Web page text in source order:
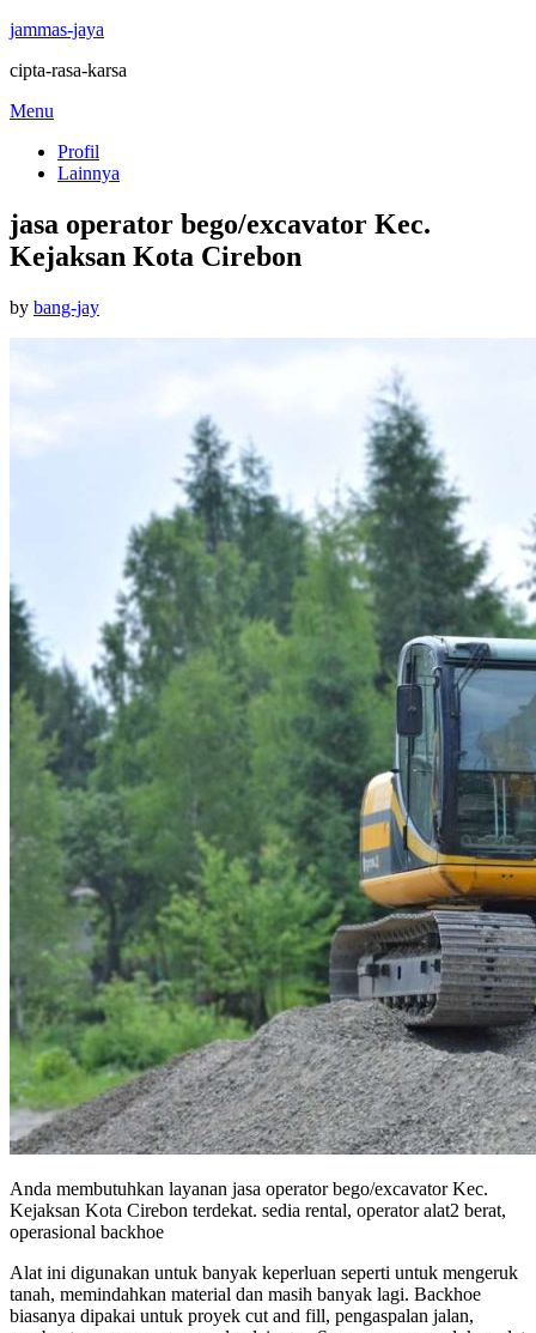
jammas-jaya
cipta-rasa-karsa
Skip
content
Menu
Profil
Lainnya
jasa operator bego/excavator Kec.
Kejaksan Kota Cirebon
by bang-jayPosted
Anda membutuhkan layanan jasa operator bego/excavator Kec.
Kejaksan Kota Cirebon terdekat. sedia rental, operator alat2 berat,
operasional backhoe
Alat ini digunakan untuk banyak keperluan seperti untuk mengeruk
tanah, memindahkan material dan masih banyak lagi. Backhoe
biasanya dipakai untuk proyek cut and fill, pengaspalan jalan,